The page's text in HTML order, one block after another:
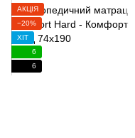
АКЦІЯ
−20%
ХІТ
6
6